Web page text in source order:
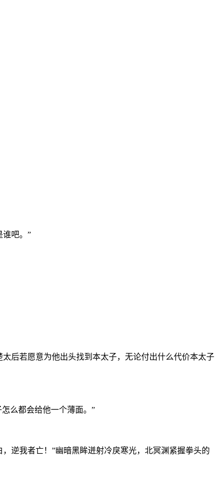
谁吧。”
后若愿意为他出头找到本太子，无论付出什么代价本太子
么都会给他一个薄面。”
逆我者亡！”幽暗黑眸迸射冷戾寒光，北冥渊紧握拳头的